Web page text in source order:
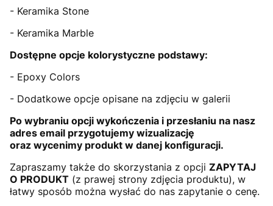
- Keramika Stone
- Keramika Marble
Dostępne opcje kolorystyczne podstawy:
- Epoxy Colors
- Dodatkowe opcje opisane na zdjęciu w galerii
Po wybraniu opcji wykończenia i przesłaniu na nasz
adres email przygotujemy wizualizację
oraz wycenimy produkt w danej konfiguracji.
Zapraszamy także do skorzystania z opcji ZAPYTAJ
O PRODUKT (z prawej strony zdjęcia produktu), w
łatwy sposób można wysłać do nas zapytanie o cenę.